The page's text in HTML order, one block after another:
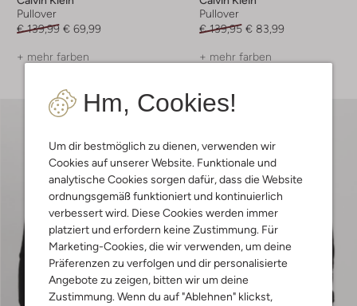
Hm, Cookies!
Um dir bestmöglich zu dienen, verwenden wir
Cookies auf unserer Website. Funktionale und
analytische Cookies sorgen dafür, dass die Website
ordnungsgemäß funktioniert und kontinuierlich
verbessert wird. Diese Cookies werden immer
platziert und erfordern keine Zustimmung. Für
Marketing-Cookies, die wir verwenden, um deine
Präferenzen zu verfolgen und dir personalisierte
Angebote zu zeigen, bitten wir um deine
Zustimmung. Wenn du auf "Ablehnen" klickst,
Pullover
€ 139,99 € 69,99
+ mehr farben
Pullover
€ 139,95 € 83,99
+ mehr farben